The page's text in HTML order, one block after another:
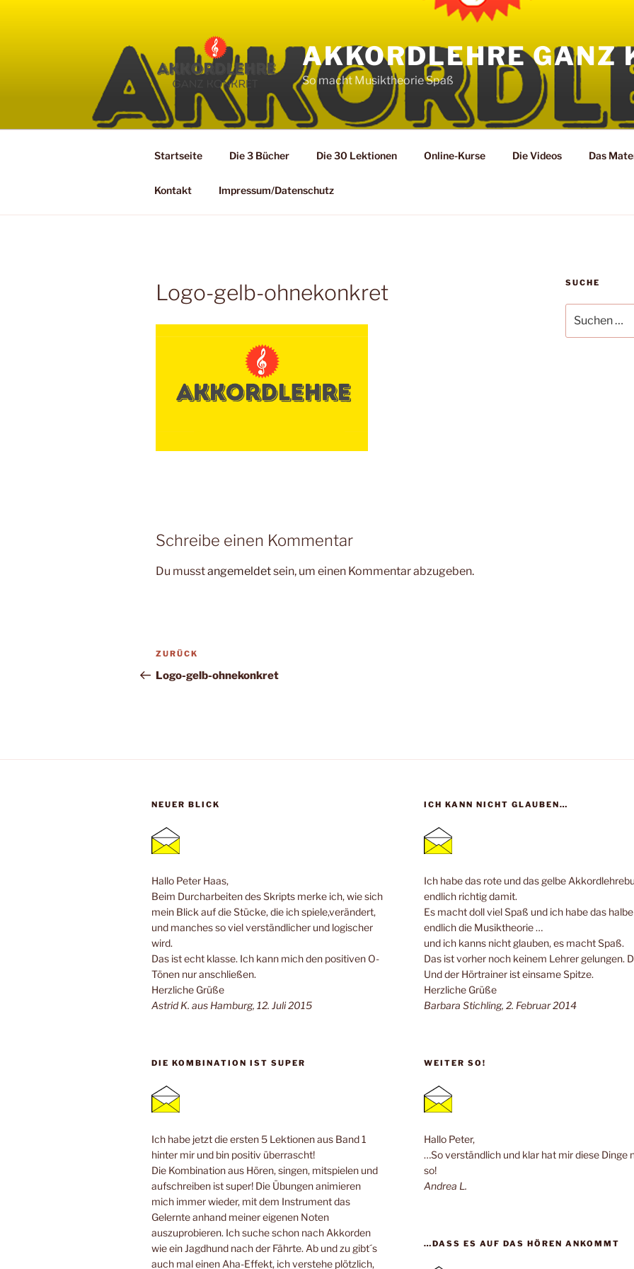
AKKORDLEHRE GANZ
So macht Musiktheorie Spaß
Startseite Die 3 Bücher Die 30 Lektionen Online-Kurse Die Videos Das
Kontakt Impressum/Datenschutz
Logo-gelb-ohnekonkret
Schreibe einen Kommentar
Du musstangemeldetsein, um einen Kommentar abzugeben.
Beitragsnavigation
Vorheriger
Beitrag
ZURÜCK
Logo-gelb-ohnekonkret
SUCHE
nach:
NEUER BLICK
Hallo Peter Haas,
Beim Durcharbeiten des Skripts merke ich, wie sich
mein Blick auf die Stücke, die ich spiele,verändert,
und manches so viel verständlicher und logischer
wird.
Das ist echt klasse. Ich kann mich den positiven O-
Tönen nur anschließen.
Herzliche Grüße
Astrid K. aus Hamburg, 12. Juli 2015
DIE KOMBINATION IST SUPER
Ich habe jetzt die ersten 5 Lektionen aus Band 1
hinter mir und bin positiv überrascht!
Die Kombination aus Hören, singen, mitspielen und
aufschreiben ist super! Die Übungen animieren
mich immer wieder, mit dem Instrument das
Gelernte anhand meiner eigenen Noten
auszuprobieren. Ich suche schon nach Akkorden
wie ein Jagdhund nach der Fährte. Ab und zu gibt´s
auch mal einen Aha-Effekt, ich verstehe plötzlich,
ICH KANN NICHT GLAUBEN…
Ich habe das rote und das gelbe
endlich richtig damit.
Es macht doll viel Spaß und ich habe das
endlich die Musiktheorie …
und ich kanns nicht glauben, es macht Spaß.
Das ist vorher noch keinem Lehrer gelungen.
Und der Hörtrainer ist einsame Spitze.
Herzliche Grüße
Barbara Stichling, 2. Februar 2014
WEITER SO!
Hallo Peter,
…So verständlich und klar hat mir diese Dinge
so!
Andrea L.
…DASS ES AUF DAS HÖREN ANKOMMT